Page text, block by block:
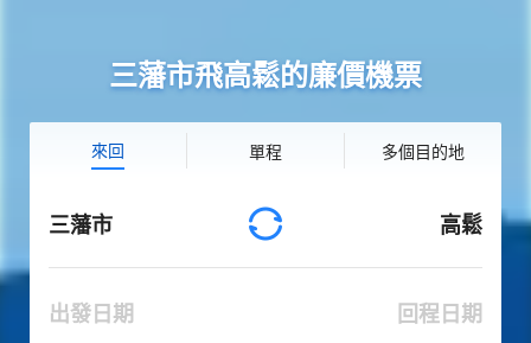
三藩市飛高鬆的廉價機票
來回 單程 多個目的地
三藩市 高鬆
出發日期 回程日期